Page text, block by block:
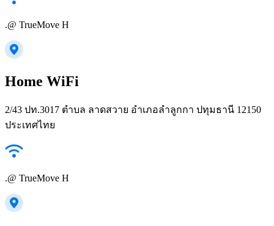
.@ TrueMove H
Home WiFi
2/43 ปท.3017 ตำบล ลาดสวาย อำเภอลำลูกกา ปทุมธานี 12150
ประเทศไทย
.@ TrueMove H